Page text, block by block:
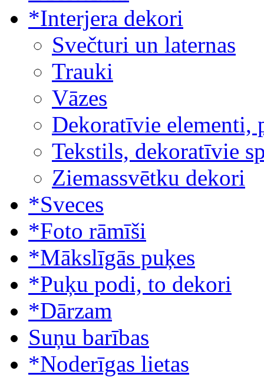
*Interjera dekori
Svečturi un laternas
Trauki
Vāzes
Dekoratīvie elementi,
Tekstils, dekoratīvie
Ziemassvētku dekori
*Sveces
*Foto rāmīši
*Mākslīgās puķes
*Puķu podi, to dekori
*Dārzam
Suņu barības
*Noderīgas lietas